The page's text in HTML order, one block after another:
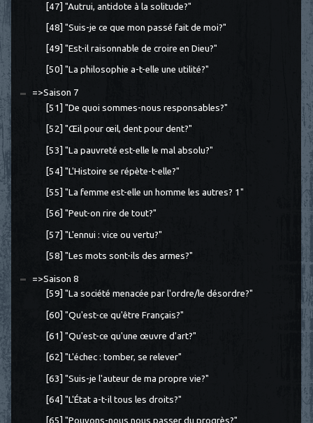
[47] "Autrui, antidote à la solitude?"
[48] "Suis-je ce que mon passé fait de moi?"
[49] "Est-il raisonnable de croire en Dieu?"
[50] "La philosophie a-t-elle une utilité?"
=>Saison 7
[51] "De quoi sommes-nous responsables?"
[52] "Œil pour œil, dent pour dent?"
[53] "La pauvreté est-elle le mal absolu?"
[54] "L'Histoire se répète-t-elle?"
[55] "La femme est-elle un homme les autres? 1"
[56] "Peut-on rire de tout?"
[57] "L'ennui : vice ou vertu?"
[58] "Les mots sont-ils des armes?"
=>Saison 8
[59] "La société menacée par l'ordre/le désordre?"
[60] "Qu'est-ce qu'être Français?"
[61] "Qu'est-ce qu'une œuvre d'art?"
[62] "L'échec : tomber, se relever"
[63] "Suis-je l'auteur de ma propre vie?"
[64] "L'État a-t-il tous les droits?"
[65] "Pouvons-nous nous passer du progrès?"